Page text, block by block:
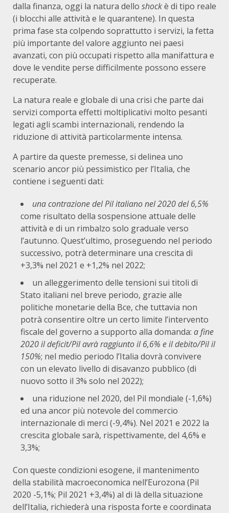
dalla finanza, oggi la natura dello shockè di tipo reale
(i blocchi alle attività e le quarantene). In questa
prima fase sta colpendo soprattutto i servizi, la fetta
più importante del valore aggiunto nei paesi
avanzati, con più occupati rispetto alla manifattura e
dove le vendite perse difficilmente possono essere
recuperate.
La natura reale e globale di una crisi che parte dai
servizi comporta effetti moltiplicativi molto pesanti
legati agli scambi internazionali, rendendo la
riduzione di attività particolarmente intensa.
A partire da queste premesse, si delinea uno
scenario ancor più pessimistico per l’Italia, che
contiene i seguenti dati:
una contrazione del Pil italiano nel 2020 del 6,5%
come risultato della sospensione attuale delle
attività e di un rimbalzo solo graduale verso
l’autunno. Quest’ultimo, proseguendo nel periodo
successivo, potrà determinare una crescita di
+3,3% nel 2021 e +1,2% nel 2022;
un alleggerimento delle tensioni sui titoli di
Stato italiani nel breve periodo, grazie alle
politiche monetarie della Bce, che tuttavia non
potrà consentire oltre un certo limite l’intervento
fiscale del governo a supporto alla domanda: a fine
2020 il deficit/Pil avrà raggiunto il 6,6% e il debito/Pil il
150%; nel medio periodo l’Italia dovrà convivere
con un elevato livello di disavanzo pubblico (di
nuovo sotto il 3% solo nel 2022);
una riduzione nel 2020, del Pil mondiale (-1,6%)
ed una ancor più notevole del commercio
internazionale di merci (-9,4%). Nel 2021 e 2022 la
crescita globale sarà, rispettivamente, del 4,6% e
3,3%;
Con queste condizioni esogene, il mantenimento
della stabilità macroeconomica nell’Eurozona (Pil
2020 -5,1%; Pil 2021 +3,4%) al di là della situazione
dell’Italia, richiederà una risposta forte e coordinata